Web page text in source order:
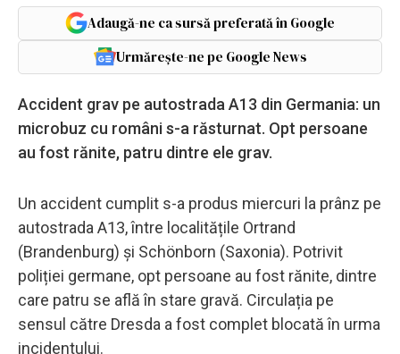
Adaugă-ne ca sursă preferată în Google
Urmărește-ne pe Google News
Accident grav pe autostrada A13 din Germania: un
microbuz cu români s-a răsturnat. Opt persoane
au fost rănite, patru dintre ele grav.
Un accident cumplit s-a produs miercuri la prânz pe
autostrada A13, între localitățile Ortrand
(Brandenburg) și Schönborn (Saxonia). Potrivit
poliției germane, opt persoane au fost rănite, dintre
care patru se află în stare gravă. Circulația pe
sensul către Dresda a fost complet blocată în urma
incidentului.